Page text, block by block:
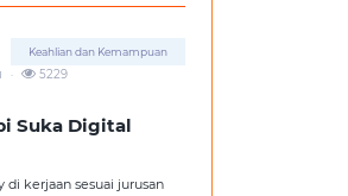
Keahlian dan Kemampuan
. 5229
Suka Digital
kerjaan sesuai jurusan